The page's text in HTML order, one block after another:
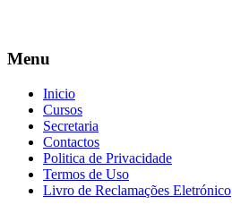
Menu
Inicio
Cursos
Secretaria
Contactos
Politica de Privacidade
Termos de Uso
Livro de Reclamações Eletrónico